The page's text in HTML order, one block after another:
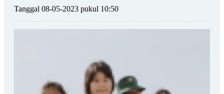
Tanggal 08-05-2023 pukul 10:50